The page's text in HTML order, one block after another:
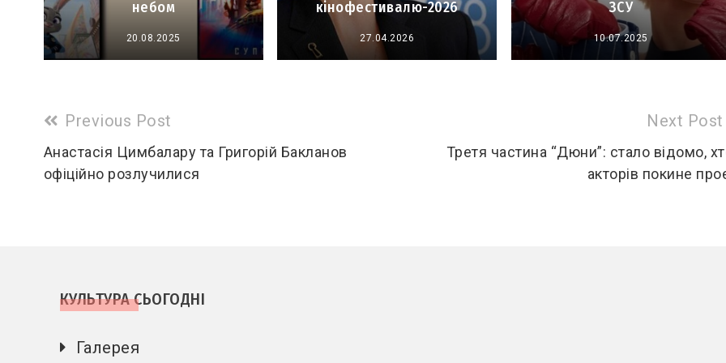
небом
20.08.2025
кінофестивалю-2026
27.04.2026
ЗСУ
10.07.2025
Read
more
articles
Previous Post
Анастасія Цимбалару та Григорій Бакланов
офіційно розлучилися
Next Post
Третя частина “Дюни”: стало відомо,
акторів покине
КУЛЬТУРА СЬОГОДНІ
Галерея